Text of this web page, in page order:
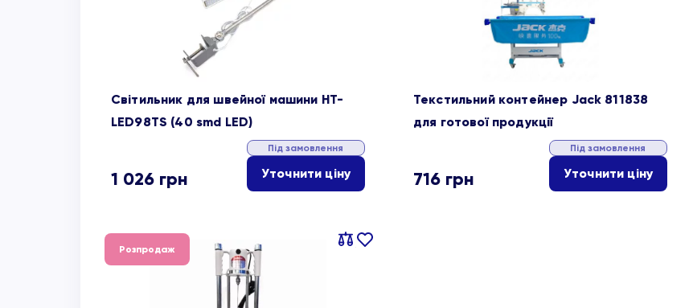
Світильник для швейної машини HT-
LED98TS (40 smd LED)
1 026 грн
Під замовлення
Уточнити ціну
Текстильний контейнер Jack 811838
для готової продукції
716 грн
Під замовлення
Уточнити ціну
Порівняти
В
Розпродаж